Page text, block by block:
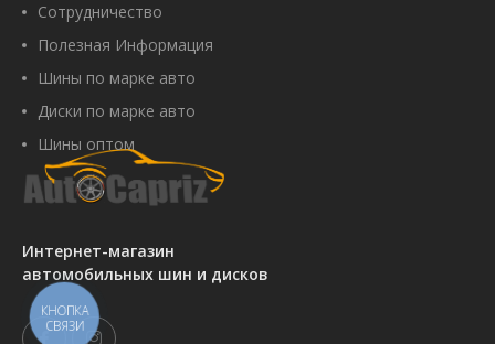
Интернет-магазин
автомобильных шин и дисков
Сотрудничество
Полезная Информация
Шины по марке авто
Диски по марке авто
Шины оптом
КНОПКА
СВЯЗИ